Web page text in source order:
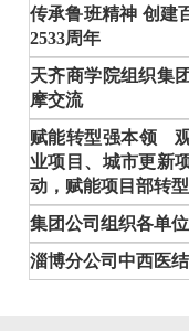
传承鲁班精神 创
2533周年
天齐商学院组织集
摩交流
赋能转型强本领
业项目、城市更新
动，赋能项目部转型
集团公司组织各单
淄博分公司中西医